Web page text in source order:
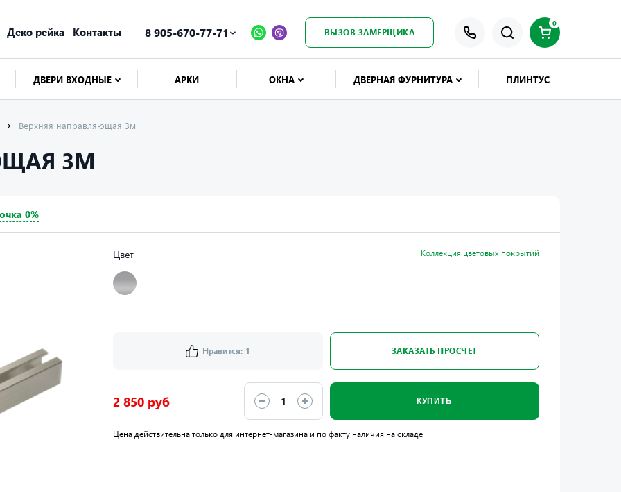
Деко рейка Контакты 8 905-670-77-71 ВЫЗОВ ЗАМЕРЩИКА
0
ДВЕРИ ВХОДНЫЕ АРКИ ОКНА ДВЕРНАЯ ФУРНИТУРА ПЛИНТУС
Верхняя направляющая 3м
3М
0%
Цвет Коллекция цветовых покрытий
Нравится: 1 ЗАКАЗАТЬ ПРОСЧЕТ
2 850 руб КУПИТЬ
Цена действительна только для интернет-магазина и по факту наличия на складе